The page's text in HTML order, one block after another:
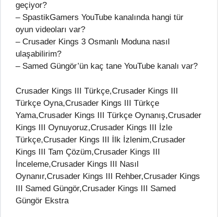
geçiyor?
– SpastikGamers YouTube kanalında hangi tür
oyun videoları var?
– Crusader Kings 3 Osmanlı Moduna nasıl
ulaşabilirim?
– Samed Güngör’ün kaç tane YouTube kanalı var?
Crusader Kings III Türkçe,Crusader Kings III
Türkçe Oyna,Crusader Kings III Türkçe
Yama,Crusader Kings III Türkçe Oynanış,Crusader
Kings III Oynuyoruz,Crusader Kings III İzle
Türkçe,Crusader Kings III İlk İzlenim,Crusader
Kings III Tam Çözüm,Crusader Kings III
İnceleme,Crusader Kings III Nasıl
Oynanır,Crusader Kings III Rehber,Crusader Kings
III Samed Güngör,Crusader Kings III Samed
Güngör Ekstra